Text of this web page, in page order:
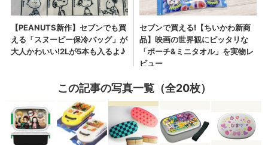
この記事の写真一覧（全20枚）